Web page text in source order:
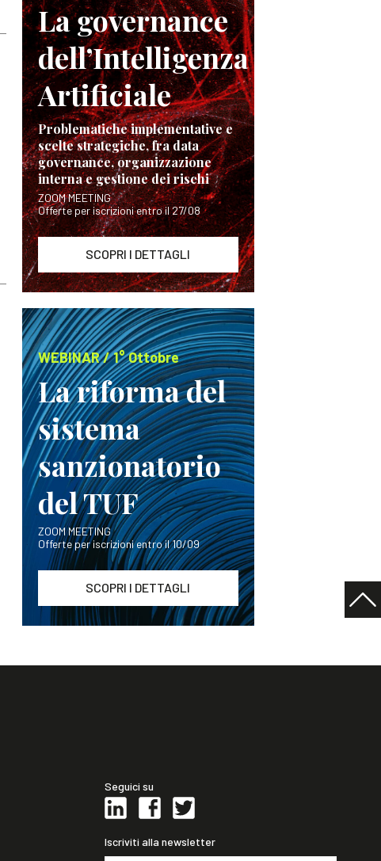
La governance
dell’Intelligenza
Artificiale
Problematiche implementative e
scelte strategiche, fra data
governance, organizzazione
interna e gestione dei rischi
ZOOM MEETING
Offerte per iscrizioni entro il 27/08
SCOPRI I DETTAGLI
WEBINAR / 1° Ottobre
La riforma del
sistema
sanzionatorio
del TUF
ZOOM MEETING
Offerte per iscrizioni entro il 10/09
SCOPRI I DETTAGLI
Seguici su
Iscriviti alla newsletter